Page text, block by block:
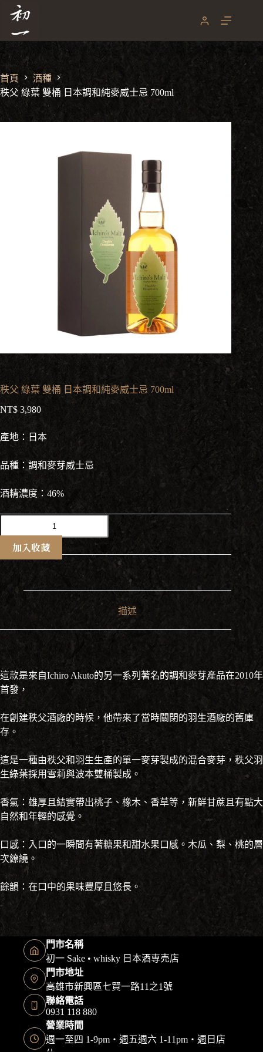
容
NT$
首頁
酒種
秩父 綠葉 雙桶 日本調和純麥威士忌 700ml
秩父 綠葉 雙桶 日本調和純麥威士忌 700ml
NT$ 3,980
產地：日本
品種：調和麥芽威士忌
酒精濃度：46%
葉
本
和
威
士
忌
700ml
數
量
加入收藏
描述
這款是來自Ichiro Akuto的另一系列著名的調和麥芽產品在2010年
首發，
在創建秩父酒廠的時候，他帶來了當時關閉的羽生酒廠的舊庫
存。
這是一種由秩父和羽生生產的單一麥芽製成的混合麥芽，秩父羽
生綠葉採用雪莉與波本雙桶製成。
香氣：雄厚且結實帶出桃子、橡木、香草等，新鮮甘蔗且有點大
自然和年輕的感覺。
口感：入口的一瞬間有著糖果和甜水果口感。木瓜、梨、桃的層
次繚繞。
餘韻：在口中的果味豐厚且悠長。
門市名稱
初一 Sake • whisky 日本酒専売店
門市地址
高雄市新興區七賢一路11之1號
聯絡電話
0931 118 880
營業時間
週一至四 1-9pm・週五週六 1-11pm・週日店